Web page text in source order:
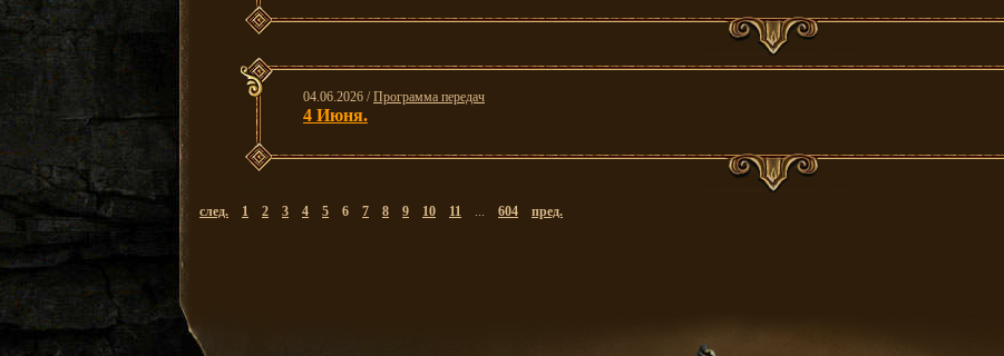
04.06.2026 /Программа передач
4 Июня.
след. 1 2 3 4 5 6 7 8 9 10 11 ... 604 пред.